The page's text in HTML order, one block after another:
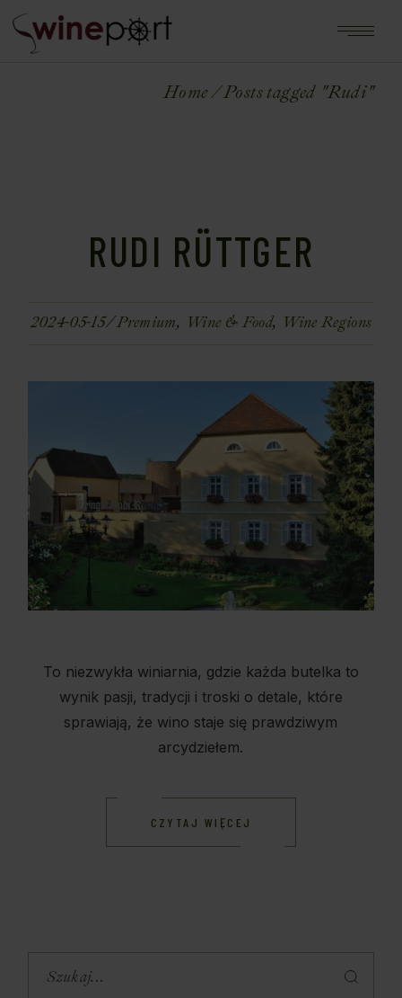
Home Posts tagged "Rudi"
RUDI RÜTTGER
2024-05-15 Premium Wine & Food Wine Regions
To niezwykła winiarnia, gdzie każda butelka to
wynik pasji, tradycji i troski o detale, które
sprawiają, że wino staje się prawdziwym
arcydziełem.
CZYTAJ WIĘCEJ